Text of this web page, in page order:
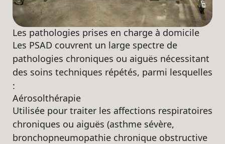
Les pathologies prises en charge à domicile
Les PSAD couvrent un large spectre de
pathologies chroniques ou aiguës nécessitant
des soins techniques répétés, parmi lesquelles
:
Aérosolthérapie
Utilisée pour traiter les affections respiratoires
chroniques ou aiguës (asthme sévère,
bronchopneumopathie chronique obstructive